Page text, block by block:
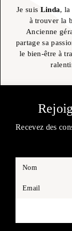
Je suis Linda, la
à trouver la
Ancienne
partage sa
le bien-être à
Recevez des
Nom
Email